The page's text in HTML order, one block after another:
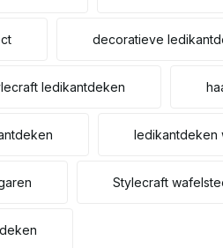
decoratieve
ledikantdeken
ledikantdeken
Stylecraft